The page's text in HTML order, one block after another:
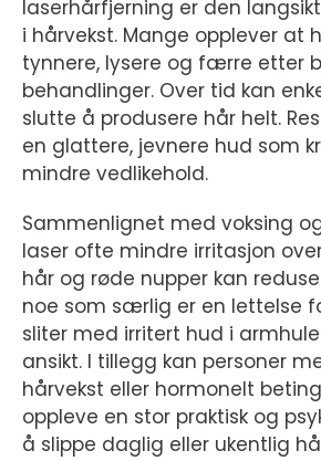
laserhårfjerning er den
i hårvekst. Mange opplever at
tynnere, lysere og færre etter
behandlinger. Over tid kan
slutte å produsere hår helt.
en glattere, jevnere hud som
mindre vedlikehold.
Sammenlignet med voksing
laser ofte mindre irritasjon
hår og røde nupper kan
noe som særlig er en lettelse
sliter med irritert hud i
ansikt. I tillegg kan personer
hårvekst eller hormonelt
oppleve en stor praktisk og
å slippe daglig eller ukentlig